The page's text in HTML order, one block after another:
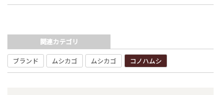
関連カテゴリ
ブランド ムシカゴ ムシカゴ コノハムシ